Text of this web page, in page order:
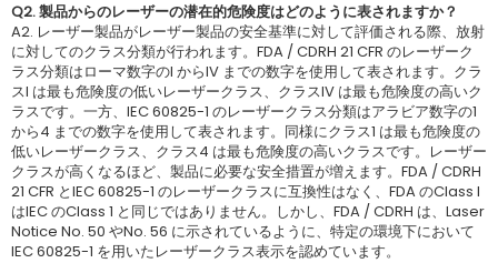
Q2. 製品からのレーザーの潜在的危険度はどのように表されますか？
A2. レーザー製品がレーザー製品の安全基準に対して評価される際、放射
に対してのクラス分類が行われます。FDA / CDRH 21 CFR のレーザーク
ラス分類はローマ数字のI からIV までの数字を使用して表されます。クラ
スI は最も危険度の低いレーザークラス、クラスIV は最も危険度の高いク
ラスです。一方、IEC 60825-1 のレーザークラス分類はアラビア数字の1
から4 までの数字を使用して表されます。同様にクラス1 は最も危険度の
低いレーザークラス、クラス4 は最も危険度の高いクラスです。レーザー
クラスが高くなるほど、製品に必要な安全措置が増えます。FDA / CDRH
21 CFR とIEC 60825-1 のレーザークラスに互換性はなく、FDA のClass I
はIEC のClass 1 と同じではありません。しかし、FDA / CDRH は、Laser
Notice No. 50 やNo. 56 に示されているように、特定の環境下において
IEC 60825-1 を用いたレーザークラス表示を認めています。